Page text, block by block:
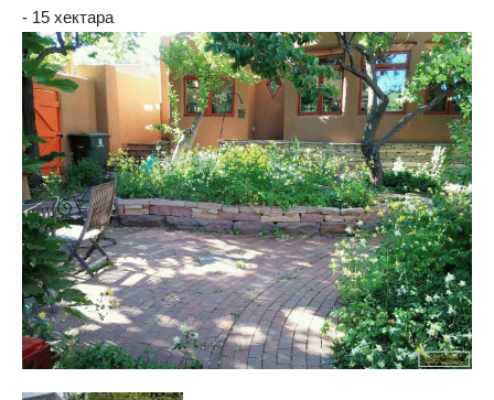
- 15 хектара